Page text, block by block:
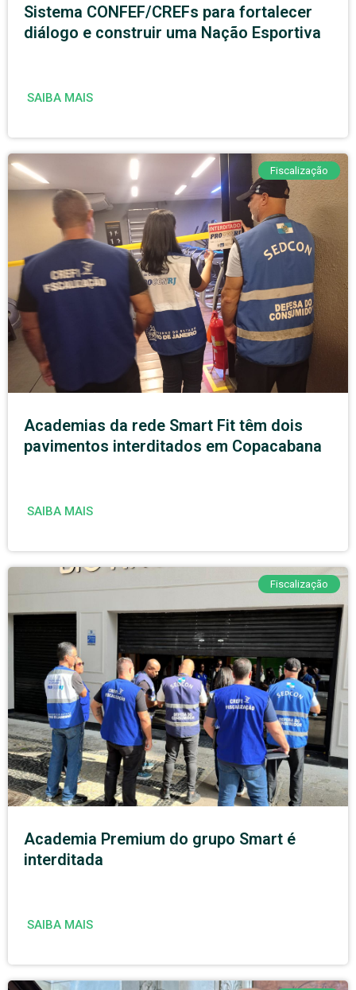
Sistema CONFEF/CREFs para fortalecer
diálogo e construir uma Nação Esportiva
SAIBA MAIS
Fiscalização
Academias da rede Smart Fit têm dois
pavimentos interditados em Copacabana
SAIBA MAIS
Fiscalização
Academia Premium do grupo Smart é
interditada
SAIBA MAIS